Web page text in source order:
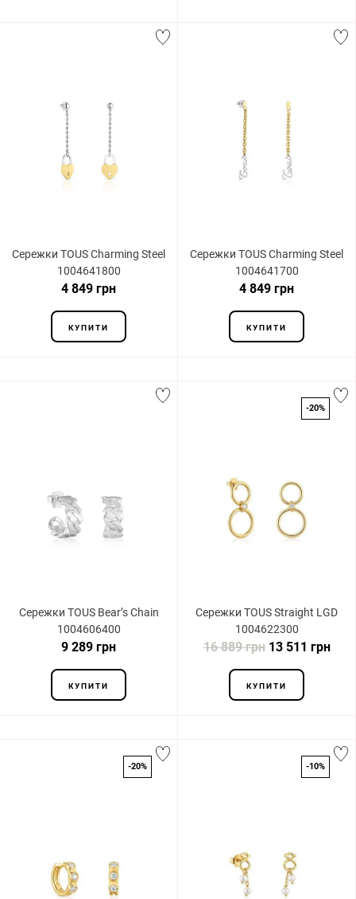
Сережки TOUS Charming Steel
1004641800
4 849 грн
КУПИТИ
Сережки TOUS Charming Steel
1004641700
4 849 грн
КУПИТИ
Сережки TOUS Bear’s Chain
1004606400
9 289 грн
КУПИТИ
-20%
Сережки TOUS Straight LGD
1004622300
16 889 грн13 511 грн
КУПИТИ
-20% -10%